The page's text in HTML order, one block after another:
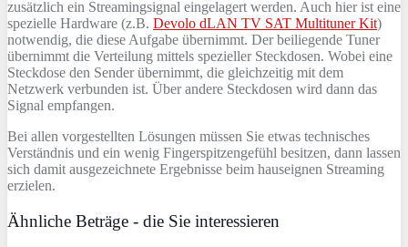
zusätzlich ein Streamingsignal eingelagert werden. Auch hier ist eine
spezielle Hardware (z.B. Devolo dLAN TV SAT Multituner Kit)
notwendig, die diese Aufgabe übernimmt. Der beiliegende Tuner
übernimmt die Verteilung mittels spezieller Steckdosen. Wobei eine
Steckdose den Sender übernimmt, die gleichzeitig mit dem
Netzwerk verbunden ist. Über andere Steckdosen wird dann das
Signal empfangen.
Bei allen vorgestellten Lösungen müssen Sie etwas technisches
Verständnis und ein wenig Fingerspitzengefühl besitzen, dann lassen
sich damit ausgezeichnete Ergebnisse beim hauseignen Streaming
erzielen.
Ähnliche Beträge - die Sie interessieren